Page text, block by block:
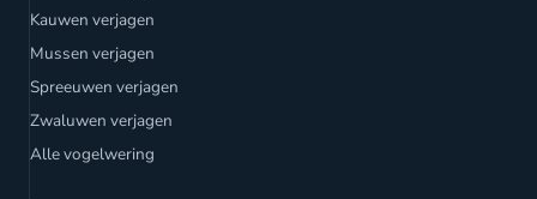
Kauwen verjagen
Mussen verjagen
Spreeuwen verjagen
Zwaluwen verjagen
Alle vogelwering